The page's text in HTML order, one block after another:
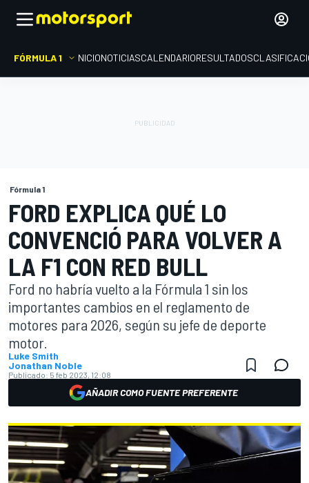
FÓRMULA 1 INICIONOTICIASCALENDARIORESULTADOS
Fórmula 1
FORD EXPLICA QUÉ LO
CONVENCIÓ PARA VOLVER A
LA F1 CON RED BULL
Ford no habría vuelto a la Fórmula 1 sin los
importantes cambios en el reglamento de
motores para 2026, según su jefe de deporte
motor.
Luke Smith
Jonathan Noble
Publicado: 5 feb 2023, 12:08
AÑADIR COMO FUENTE PREFERENTE